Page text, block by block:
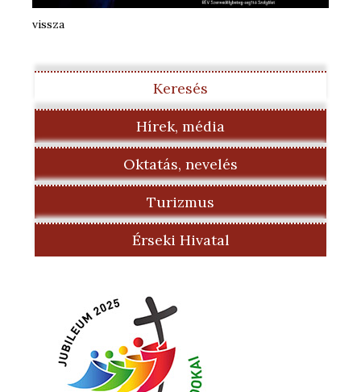
vissza
Keresés
Hírek, média
Oktatás, nevelés
Turizmus
Érseki Hivatal